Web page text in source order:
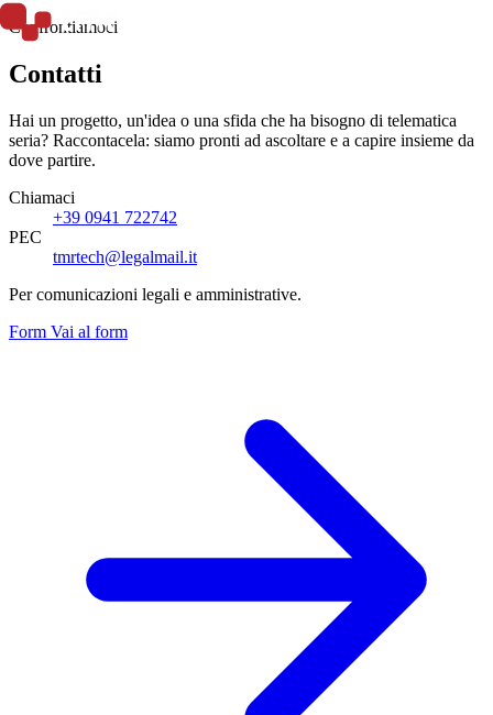
Confrontiamoci
Contatti
Hai un progetto, un'idea o una sfida che ha bisogno di telematica
seria? Raccontacela: siamo pronti ad ascoltare e a capire insieme da
dove partire.
Chiamaci
+39 0941 722742
PEC
tmrtech@legalmail.it
Per comunicazioni legali e amministrative.
Form Vai al form